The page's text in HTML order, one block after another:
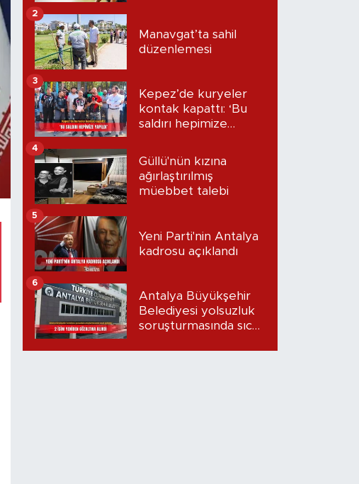
Manavgat’ta sahil
düzenlemesi
2
Kepez’de kuryeler
kontak kapattı: ‘Bu
saldırı hepimize
3
Güllü'nün kızına
ağırlaştırılmış
müebbet talebi
4
Yeni Parti'nin Antalya
kadrosu açıklandı
5
Antalya Büyükşehir
Belediyesi yolsuzluk
soruşturmasında sıcak
6